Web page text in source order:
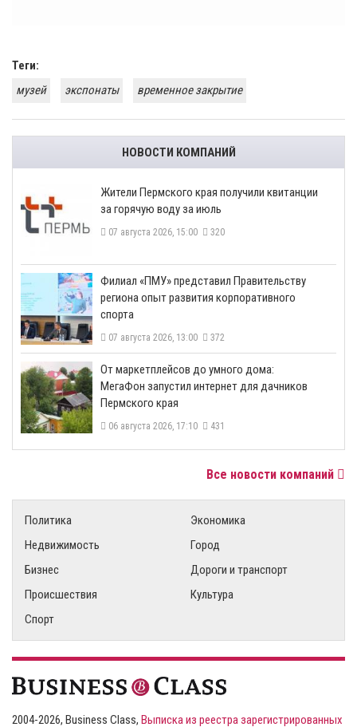
Теги:
музей
экспонаты временное закрытие
НОВОСТИ КОМПАНИЙ
​Жители Пермского края получили квитанции
за горячую воду за июль
07 августа 2026, 15:00 320
​Филиал «ПМУ» представил Правительству
региона опыт развития корпоративного
спорта
07 августа 2026, 13:00 372
От маркетплейсов до умного дома:
МегаФон запустил интернет для дачников
Пермского края
06 августа 2026, 17:10 431
Все новости компаний
Политика
Экономика
Недвижимость
Город
Бизнес
Дороги и транспорт
Происшествия
Культура
Спорт
2004-2026, Business Class, Выписка из реестра зарегистрированных